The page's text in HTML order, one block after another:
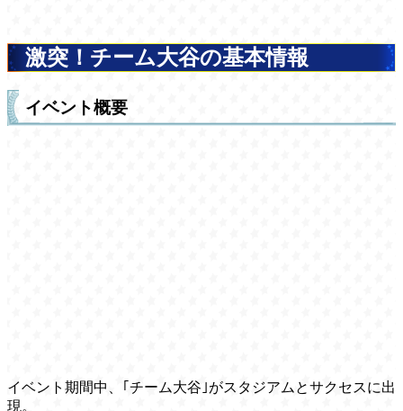
激突！チーム大谷の基本情報
イベント概要
イベント期間中、｢チーム大谷｣がスタジアムとサクセスに出
現。